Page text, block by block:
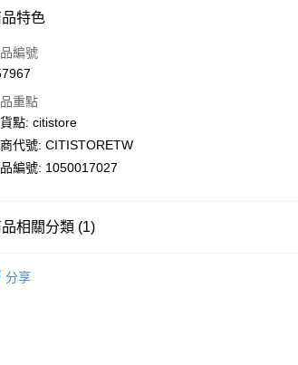
款方式
卡
Pay
筆HK$100.00，滿HK$500.00或以上免運費
特色
編號
重點
點: citistore
代號: CITISTORETW
編號: 1050017027
相關分類 (1)
分享